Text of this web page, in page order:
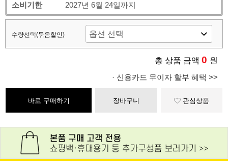
소비기한
2027년 6월 24일까지
수량선택(묶음할인)
총 상품 금액 0 원
· 신용카드 무이자 할부 혜택 >>
바로 구매하기 장바구니 관심상품